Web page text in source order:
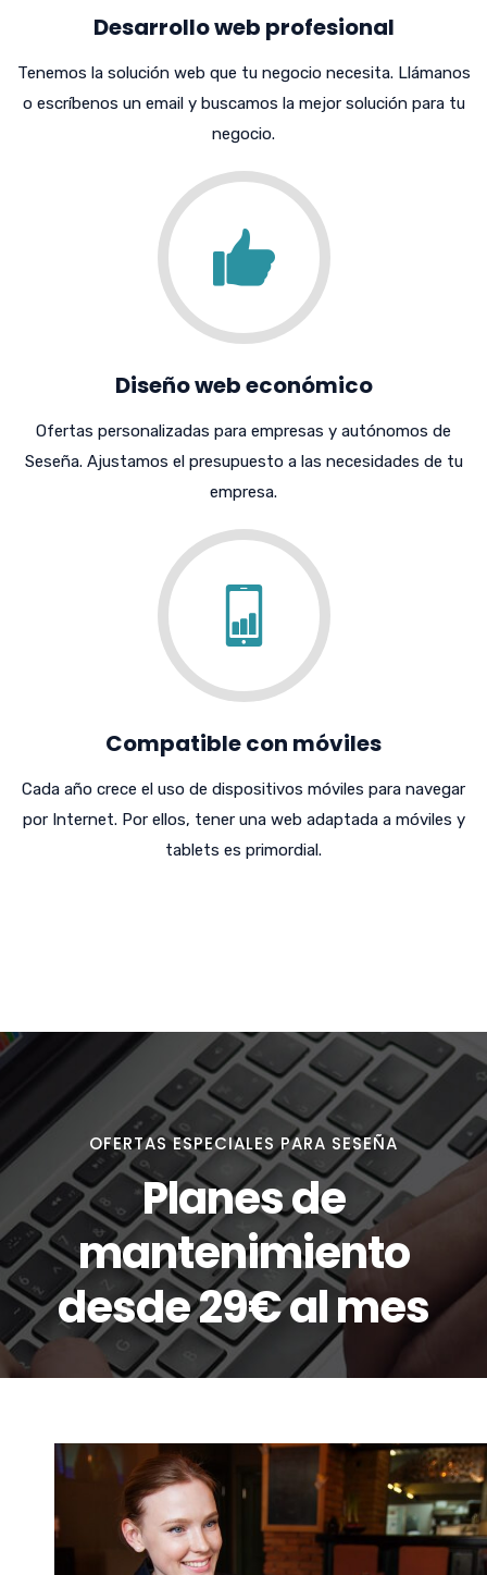
Desarrollo web profesional
Tenemos la solución web que tu negocio necesita. Llámanos
o escríbenos un email y buscamos la mejor solución para tu
negocio.
Diseño web económico
Ofertas personalizadas para empresas y autónomos de
Seseña. Ajustamos el presupuesto a las necesidades de tu
empresa.
Compatible con móviles
Cada año crece el uso de dispositivos móviles para navegar
por Internet. Por ellos, tener una web adaptada a móviles y
tablets es primordial.
OFERTAS ESPECIALES PARA SESEÑA
Planes de
mantenimiento
desde 29€ al mes